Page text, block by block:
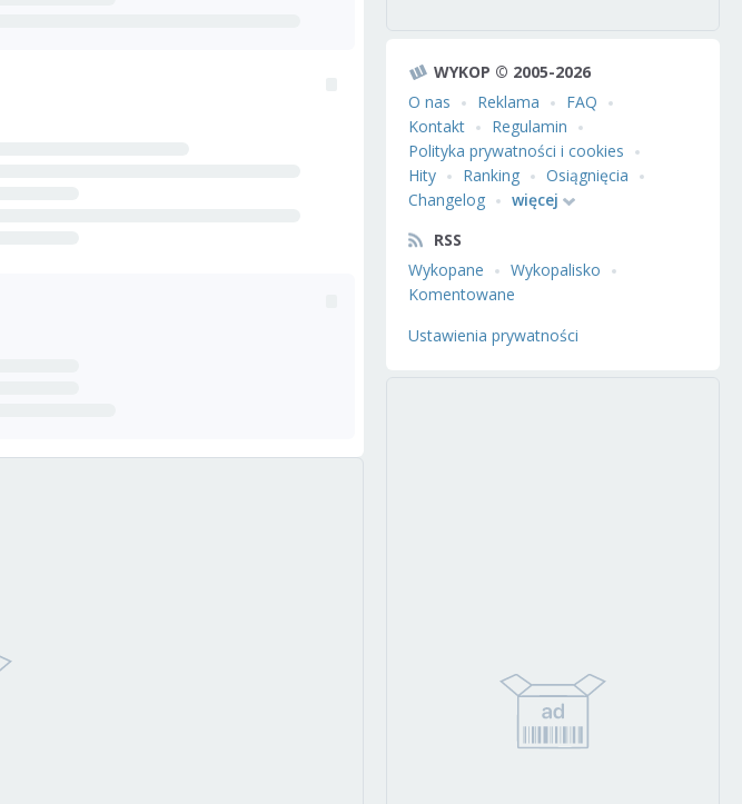
WYKOP © 2005-2026
O nas
Reklama
FAQ
Kontakt
Regulamin
Polityka prywatności i cookies
Hity
Ranking
Osiągnięcia
Changelog
więcej
RSS
Wykopane
Wykopalisko
Komentowane
Ustawienia prywatności